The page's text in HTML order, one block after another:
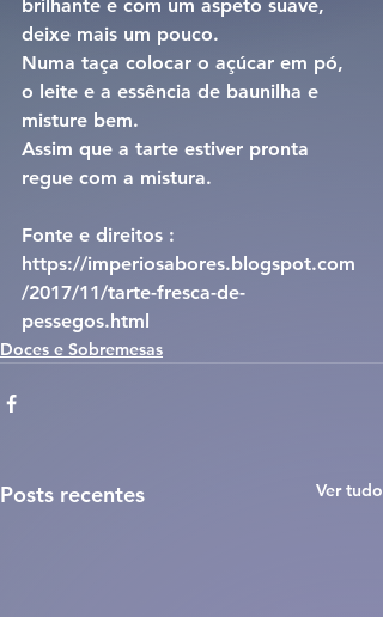
brilhante e com um aspeto suave,
deixe mais um pouco.
Numa taça colocar o açúcar em pó,
o leite e a essência de baunilha e
misture bem.
Assim que a tarte estiver pronta
regue com a mistura.
Fonte e direitos :
https://imperiosabores.blogspot.com
/2017/11/tarte-fresca-de-
pessegos.html
Doces e Sobremesas
Posts recentes Ver tudo